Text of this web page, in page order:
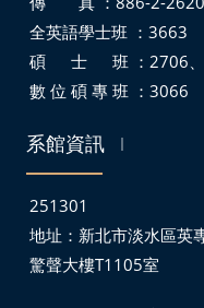
全英語學士班 ：3663
碩 士 班 ：2706、
數 位 碩 專 班 ：3066
系館資訊 ｜
251301
地址： 新北市淡水區英
驚聲大樓T1105室